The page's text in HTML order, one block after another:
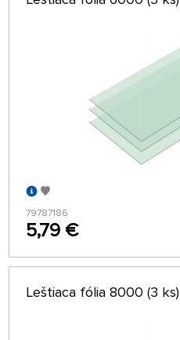
79787186
5,79 €
Leštiaca fólia 8000 (3 ks)